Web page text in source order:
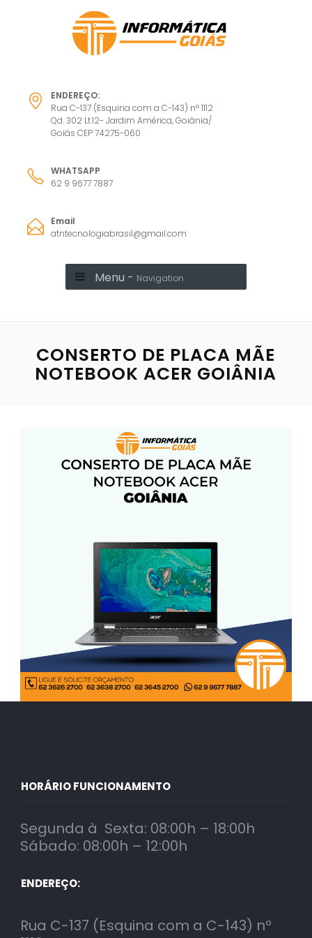
ENDEREÇO:
Rua C-137 (Esquina com a C-143) nº 1112
Qd. 302 Lt.12- Jardim América, Goiânia/
Goiás CEP 74275-060
WHATSAPP
62 9 9677 7887
Email
atntecnologiabrasil@gmail.com
Menu - Navigation
CONSERTO DE PLACA MÃE
NOTEBOOK ACER GOIÂNIA
HORÁRIO FUNCIONAMENTO
Segunda à Sexta: 08:00h – 18:00h
Sábado: 08:00h – 12:00h
ENDEREÇO:
Rua C-137 (Esquina com a C-143) nº